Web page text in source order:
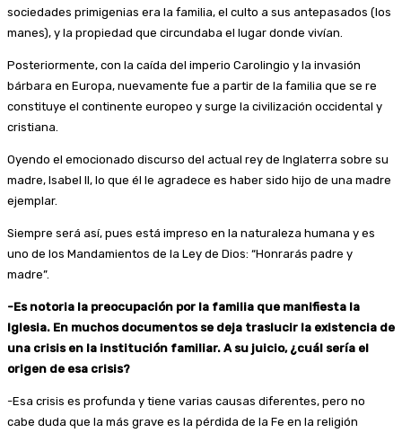
sociedades primigenias era la familia, el culto a sus antepasados (los
manes), y la propiedad que circundaba el lugar donde vivían.
Posteriormente, con la caída del imperio Carolingio y la invasión
bárbara en Europa, nuevamente fue a partir de la familia que se re
constituye el continente europeo y surge la civilización occidental y
cristiana.
Oyendo el emocionado discurso del actual rey de Inglaterra sobre su
madre, Isabel II, lo que él le agradece es haber sido hijo de una madre
ejemplar.
Siempre será así, pues está impreso en la naturaleza humana y es
uno de los Mandamientos de la Ley de Dios: “Honrarás padre y
madre”.
-Es notoria la preocupación por la familia que manifiesta la
Iglesia. En muchos documentos se deja traslucir la existencia de
una crisis en la institución familiar. A su juicio, ¿cuál sería el
origen de esa crisis?
-Esa crisis es profunda y tiene varias causas diferentes, pero no
cabe duda que la más grave es la pérdida de la Fe en la religión